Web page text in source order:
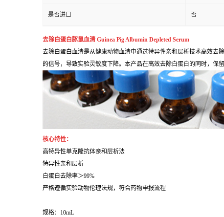
是否进口 否
去除白蛋白豚鼠血清 Guinea Pig Albumin Depleted Serum
去除白蛋白血清是从健康动物血清中通过特异性亲和层析技术高效去
的信号，导致实验灵敏度下降。本产品在高效去除白蛋白的同时，保
核心特性：
高特异性单克隆抗体亲和层析法
特异性亲和层析
白蛋白去除率＞99%
严格遵循实验动物伦理法规，符合药物申报流程
规格：10mL